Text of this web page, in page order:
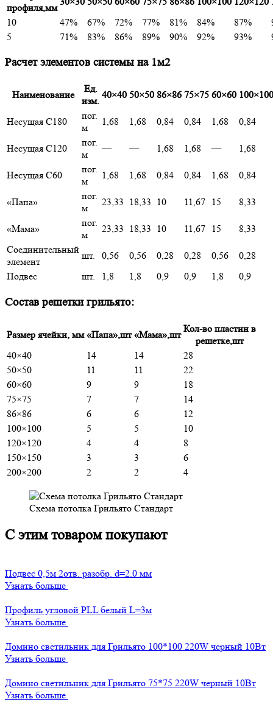
профиля,мм
10
47% 67% 72% 77% 81% 84% 87%
5
71% 83% 86% 89% 90% 92% 93%
Расчет элементов системы на 1м2
Наименование
Ед.
изм.
40×40 50×50 86×86 75×75 60×60 100×100
Несущая С180
пог.
м
1,68 1,68 0,84 0,84 1,68 0,84
Несущая С120
пог.
м
— — 1,68 1,68 — 1,68
Несущая С60
пог.
м
1,68 1,68 0,84 0,84 1,68 0,84
«Папа»
пог.
м
23,33 18,33 10 11,67 15 8,33
«Мама»
пог.
м
23,33 18,33 10 11,67 15
8,33
Соединительный
элемент
шт. 0,56 0,56 0,28 0,28 0,56
0,28
Подвес
шт. 1,8 1,8 0,9 0,9 1,8 0,9
Состав решетки грильято:
Размер ячейки, мм «Папа»,шт «Мама»,шт
Кол-во пластин в
решетке,шт
40×40
14 14
28
50×50
11 11
22
60×60
9 9
18
75×75
7 7
14
86×86
6 6
12
100×100
5 5
10
120×120
4 4
8
150×150
3 3
6
200×200
2 2 4
Схема потолка Грильято Стандарт
С этим товаром покупают
Подвес 0,5м 2отв. разобр. d=2.0 мм
Узнать больше
Профиль угловой PLL белый L=3м
Узнать больше
Домино светильник для Грильято 100*100 220W черный 10Вт
Узнать больше
Домино светильник для Грильято 75*75 220W черный 10Вт
Узнать больше